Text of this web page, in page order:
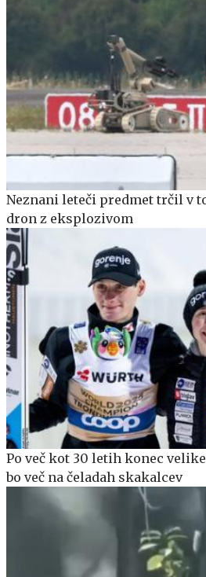
Neznani leteči predmet trčil v
dron z eksplozivom
Po več kot 30 letih konec
bo več na čeladah skakalcev